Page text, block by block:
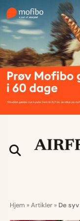
Hjem » Artikler » De